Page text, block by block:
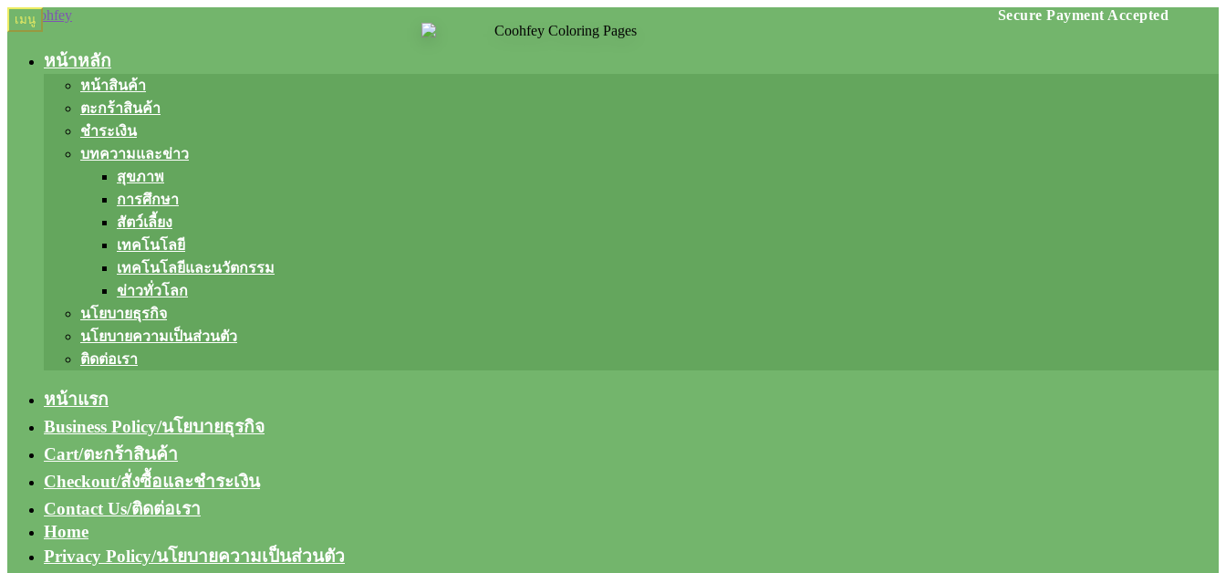
Skip
to
Skip
to
เมนู
หน้าหลัก
หน้าสินค้า
ตะกร้าสินค้า
ชำระเงิน
บทความและข่าว
สุขภาพ
การศึกษา
สัตว์เลี้ยง
เทคโนโลยี
เทคโนโลยีและนวัตกรรม
ข่าวทั่วโลก
นโยบายธุรกิจ
นโยบายความเป็นส่วนตัว
ติดต่อเรา
หน้าแรก
Business Policy/นโยบายธุรกิจ
Cart/ตะกร้าสินค้า
Checkout/สั่งซื้อและชำระเงิน
Contact Us/ติดต่อเรา
Home
Privacy Policy/นโยบายความเป็นส่วนตัว